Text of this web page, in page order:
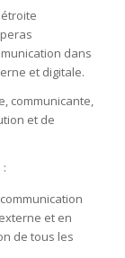
dans
et digitale.
communicante,
et de
et en
de tous les